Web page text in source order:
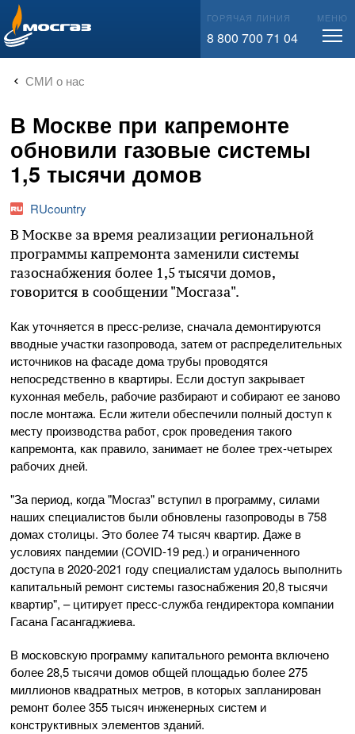
info@mos-gaz.ru ГОРЯЧАЯ ЛИНИЯ
8 800 700 71 04
МЕНЮ
СМИ о нас
В Москве при капремонте
обновили газовые системы
1,5 тысячи домов
RUcountry
В Москве за время реализации региональной
программы капремонта заменили системы
газоснабжения более 1,5 тысячи домов,
говорится в сообщении "Мосгаза".
Как уточняется в пресс-релизе, сначала демонтируются
вводные участки газопровода, затем от распределительных
источников на фасаде дома трубы проводятся
непосредственно в квартиры. Если доступ закрывает
кухонная мебель, рабочие разбирают и собирают ее заново
после монтажа. Если жители обеспечили полный доступ к
месту производства работ, срок проведения такого
капремонта, как правило, занимает не более трех-четырех
рабочих дней.
"За период, когда "Мосгаз" вступил в программу, силами
наших специалистов были обновлены газопроводы в 758
домах столицы. Это более 74 тысяч квартир. Даже в
условиях пандемии (COVID-19 ред.) и ограниченного
доступа в 2020-2021 году специалистам удалось выполнить
капитальный ремонт системы газоснабжения 20,8 тысячи
квартир", – цитирует пресс-служба гендиректора компании
Гасана Гасангаджиева.
В московскую программу капитального ремонта включено
более 28,5 тысячи домов общей площадью более 275
миллионов квадратных метров, в которых запланирован
ремонт более 355 тысяч инженерных систем и
конструктивных элементов зданий.